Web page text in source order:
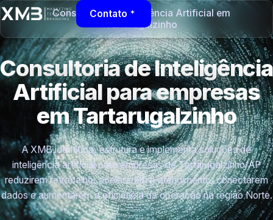
Contato
Consultoria de Inteligência Artificial em
Tartarugalzinho
Consultoria de Inteligência
Artificial para empresas
em Tartarugalzinho
A XMB identifica, estrutura e implementa soluções de
inteligência artificial para empresas de Tartarugalzinho/AP
reduzirem retrabalho, acelerarem o atendimento, conectarem
dados e aumentarem a eficiência da operação na região Norte.